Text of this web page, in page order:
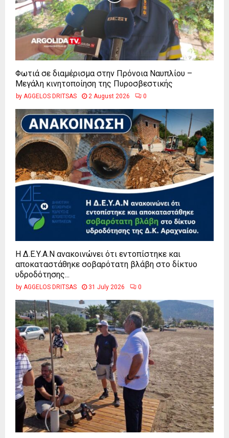
Φωτιά σε διαμέρισμα στην Πρόνοια Ναυπλίου –
Μεγάλη κινητοποίηση της Πυροσβεστικής
by AGGELOS DRITSAS 2 August 2026 0
Η Δ.Ε.Υ.Α.Ν ανακοινώνει ότι εντοπίστηκε και
αποκαταστάθηκε σοβαρότατη βλάβη στο δίκτυο
υδροδότησης...
by AGGELOS DRITSAS 31 July 2026 0